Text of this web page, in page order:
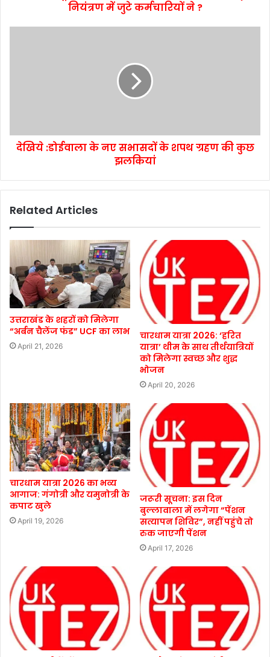
नियंत्रण में जुटे कर्मचारियों ने ?
देखिये :डोईवाला के नए सभासदों के शपथ ग्रहण की कुछ
झलकियां
Related Articles
उत्तराखंड के शहरों को मिलेगा
“अर्बन चैलेंज फंड” UCF का लाभ
April 21, 2026
चारधाम यात्रा 2026: ‘हरित
यात्रा’ थीम के साथ तीर्थयात्रियों
को मिलेगा स्वच्छ और शुद्ध
भोजन
April 20, 2026
चारधाम यात्रा 2026 का भव्य
आगाज: गंगोत्री और यमुनोत्री के
कपाट खुले
April 19, 2026
जरूरी सूचना: इस दिन
बुल्लावाला में लगेगा “पेंशन
सत्यापन शिविर”, नहीं पहुंचे तो
रुक जाएगी पेंशन
April 17, 2026